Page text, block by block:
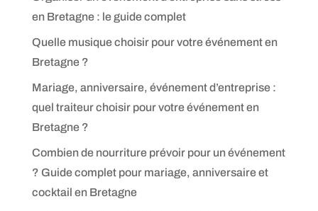
en Bretagne : le guide complet
Quelle musique choisir pour votre événement en
Bretagne ?
Mariage, anniversaire, événement d’entreprise :
quel traiteur choisir pour votre événement en
Bretagne ?
Combien de nourriture prévoir pour un événement
? Guide complet pour mariage, anniversaire et
cocktail en Bretagne